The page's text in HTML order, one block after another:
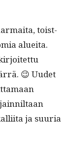
tois­t­
aluei­ta.
😉 Uudet
ja suuria